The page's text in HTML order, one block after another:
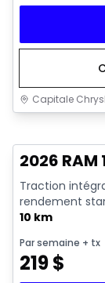
Capitale
2026 RAM
Traction
rendement
10 km
Par semaine + tx
219$